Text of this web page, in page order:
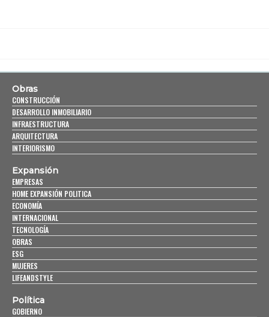
Obras
CONSTRUCCIÓN
DESARROLLO INMOBILIARIO
INFRAESTRUCTURA
ARQUITECTURA
INTERIORISMO
Expansión
EMPRESAS
HOME EXPANSIÓN POLITICA
ECONOMÍA
INTERNACIONAL
TECNOLOGÍA
OBRAS
ESG
MUJERES
LIFEANDSTYLE
Política
GOBIERNO